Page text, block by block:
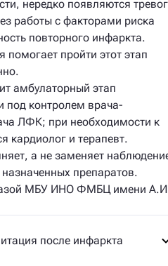
нередко появляются
работы с факторами риска
повторного инфаркта.
помогает пройти этот этап
амбулаторный этап
под контролем врача-
ЛФК; при необходимости к
кардиолог и терапевт.
а не заменяет
препаратов.
МБУ ИНО ФМБЦ имени
после инфаркта